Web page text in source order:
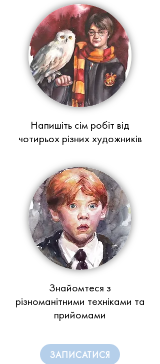
Напишіть сім робіт від
чотирьох різних художників
Знайомтеся з
різноманітними техніками та
прийомами
ЗАПИСАТИСЯ